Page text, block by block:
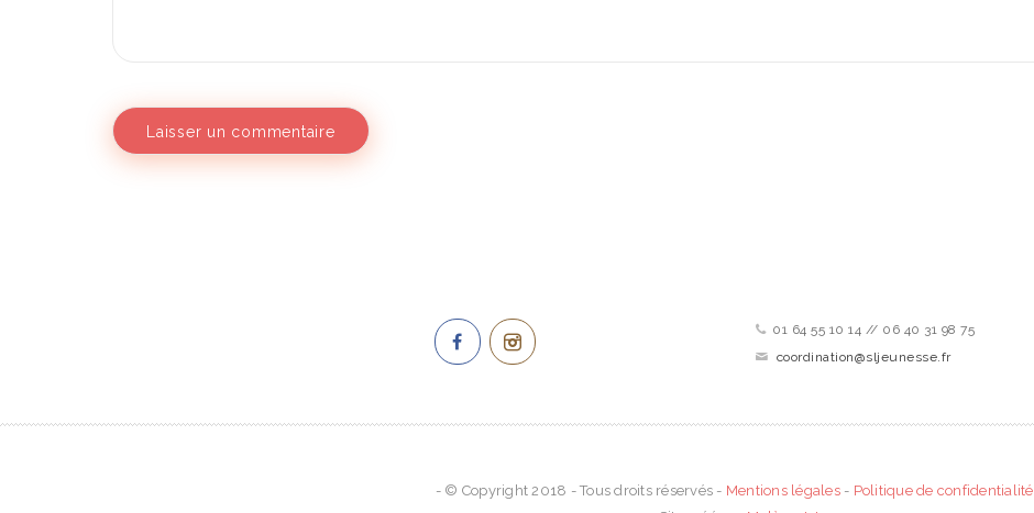
01 64 55 10 14 // 06 40 31 98 75
coordination@sljeunesse.fr
- © Copyright 2018 - Tous droits réservés - Mentions légales- Politique de confidentialité